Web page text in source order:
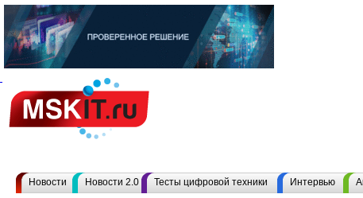
Новости Новости 2.0 Тесты цифровой техники Интервью